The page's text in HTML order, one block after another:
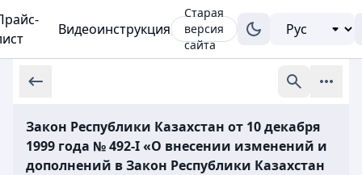
Видеоинструкция
Старая
версия
сайта
Закон Республики Казахстан от 10 декабря
1999 года № 492-I «О внесении изменений и
дополнений в Закон Республики Казахстан